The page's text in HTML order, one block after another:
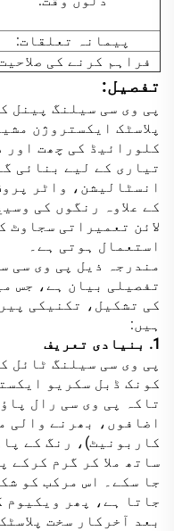
پیمانہ تعلقات:
فراہم کرنے کی
تفصیل:
پی وی سی سیلنگ پینل
پلاسٹک ایکستروژن
کلورائیڈ کی چھت اور
تیاری کے لیے بنائی
انسٹالیشن، واٹر
کے علاوہ رنگوں کی
لائن تعمیراتی سجاوٹ
استعمال ہوتی ہے۔
مندرجہ ذیل پی وی سی
تفصیلی بیان ہے، جس
کی تشکیل، تکنیکی
ہیں:
1. بنیادی تعریف
پی وی سی سیلنگ ٹائل
کونک ڈبل سکریو
تاکہ پی وی سی رال
اضافوں، بھرنے والی
کاربونیٹ)، رنگ کے
ساتھ ملا کر گرم کرکے
جا سکے۔ اس مرکب کو
جاتا ہے، پھر ویکیوم
بعد آخرکار سخت